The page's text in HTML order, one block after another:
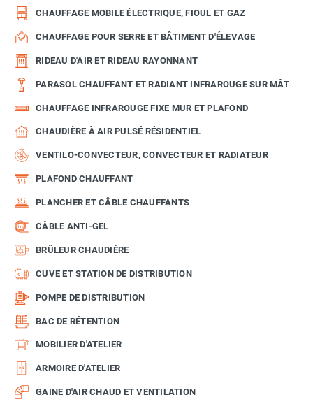
CHAUFFAGE MOBILE ÉLECTRIQUE, FIOUL ET GAZ
CHAUFFAGE POUR SERRE ET BÂTIMENT D'ÉLEVAGE
RIDEAU D'AIR ET RIDEAU RAYONNANT
PARASOL CHAUFFANT ET RADIANT INFRAROUGE SUR MÂT
CHAUFFAGE INFRAROUGE FIXE MUR ET PLAFOND
CHAUDIÈRE À AIR PULSÉ RÉSIDENTIEL
VENTILO-CONVECTEUR, CONVECTEUR ET RADIATEUR
PLAFOND CHAUFFANT
PLANCHER ET CÂBLE CHAUFFANTS
CÂBLE ANTI-GEL
BRÛLEUR CHAUDIÈRE
CUVE ET STATION DE DISTRIBUTION
POMPE DE DISTRIBUTION
BAC DE RÉTENTION
MOBILIER D'ATELIER
ARMOIRE D'ATELIER
GAINE D'AIR CHAUD ET VENTILATION